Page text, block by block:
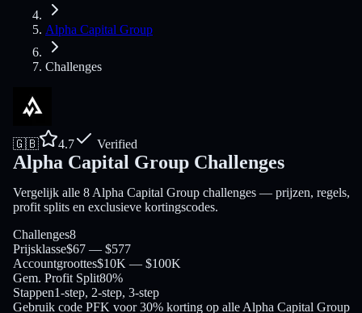
Alpha Capital Group
Challenges
🇬🇧 4.7 Verified
Alpha Capital Group Challenges
Vergelijk alle 8 Alpha Capital Group challenges — prijzen, regels,
profit splits en exclusieve kortingscodes.
Challenges8
Prijsklasse$67 — $577
Accountgroottes$10K — $100K
Gem. Profit Split80%
Stappen1-step, 2-step, 3-step
Gebruik code PFK voor 30% korting op alle Alpha Capital Group